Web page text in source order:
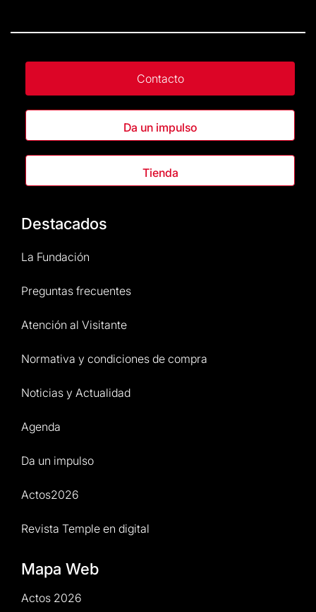
Contacto
Da un impulso
Tienda
Destacados
La Fundación
Preguntas frecuentes
Atención al Visitante
Normativa y condiciones de compra
Noticias y Actualidad
Agenda
Da un impulso
Actos2026
Revista Temple en digital
Mapa Web
Actos 2026